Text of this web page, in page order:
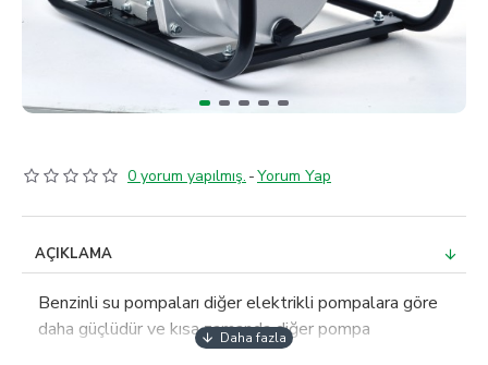
0 yorum yapılmış. -Yorum Yap
AÇIKLAMA
Benzinli su pompaları diğer elektrikli pompalara göre
daha güçlüdür ve kısa zamanda diğer pompa
türlerinden çok daha fazla suyu daha hızlı hareket